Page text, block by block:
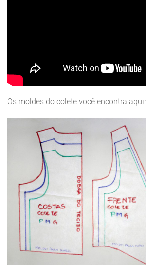
Os moldes do colete você encontra aqui: